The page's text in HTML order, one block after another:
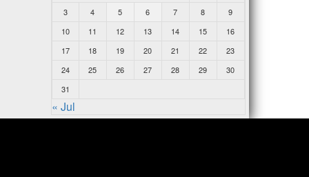
3
4 5 6 7 8
9
10
11 12 13 14 15
16
17
18 19 20 21 22
23
24
25 26 27 28 29
30
31
« Jul